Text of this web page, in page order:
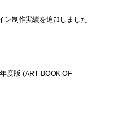
ン制作実績を追加しました
度版 (ART BOOK OF